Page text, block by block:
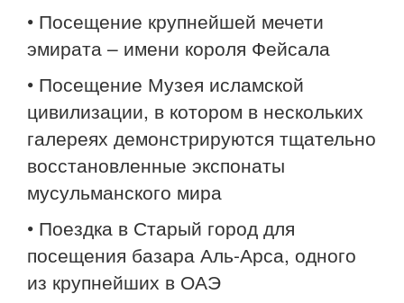
• Посещение крупнейшей мечети
эмирата – имени короля Фейсала
• Посещение Музея исламской
цивилизации, в котором в нескольких
галереях демонстрируются тщательно
восстановленные экспонаты
мусульманского мира
• Поездка в Старый город для
посещения базара Аль-Арса, одного
из крупнейших в ОАЭ